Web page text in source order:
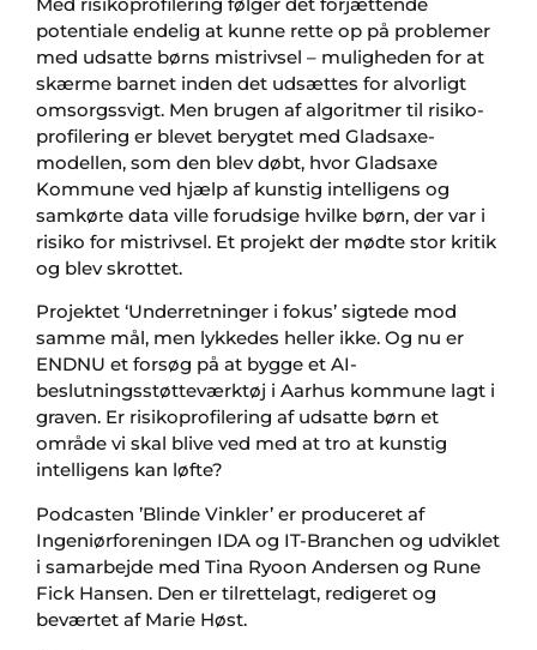
potentiale endelig at kunne rette op på problemer
med udsatte børns mistrivsel – muligheden for at
skærme barnet inden det udsættes for alvorligt
omsorgssvigt. Men brugen af algoritmer til risiko-
profilering er blevet berygtet med Gladsaxe-
modellen, som den blev døbt, hvor Gladsaxe
Kommune ved hjælp af kunstig intelligens og
samkørte data ville forudsige hvilke børn, der var i
risiko for mistrivsel. Et projekt der mødte stor kritik
og blev skrottet.
Projektet ‘Underretninger i fokus’ sigtede mod
samme mål, men lykkedes heller ikke. Og nu er
ENDNU et forsøg på at bygge et AI-
beslutningsstøtteværktøj i Aarhus kommune lagt i
graven. Er risikoprofilering af udsatte børn et
område vi skal blive ved med at tro at kunstig
intelligens kan løfte?
Podcasten ’Blinde Vinkler’ er produceret af
Ingeniørforeningen IDA og IT-Branchen og udviklet
i samarbejde med Tina Ryoon Andersen og Rune
Fick Hansen. Den er tilrettelagt, redigeret og
beværtet af Marie Høst.